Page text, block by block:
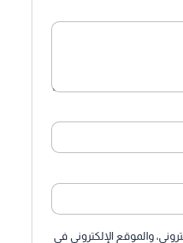
والموقع الإلكتروني في